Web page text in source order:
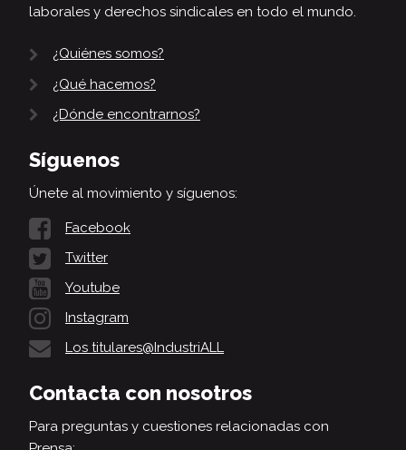
laborales y derechos sindicales en todo el mundo.
¿Quiénes somos?
¿Qué hacemos?
¿Dónde encontrarnos?
Síguenos
Únete al movimiento y síguenos:
Facebook
Twitter
Youtube
Instagram
Los titulares@IndustriALL
Contacta con nosotros
Para preguntas y cuestiones relacionadas con